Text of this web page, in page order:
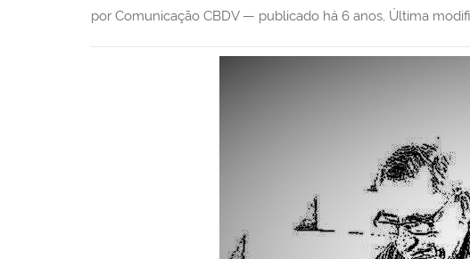
por Comunicação CBDV — publicado há 6 anos, Última